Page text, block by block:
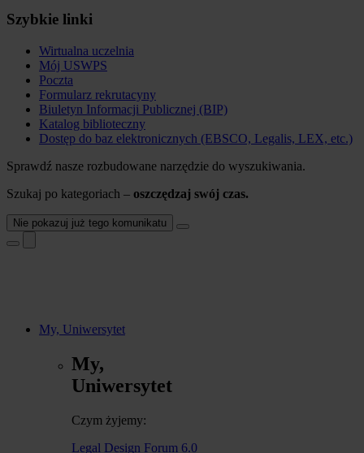
Szybkie linki
Wirtualna uczelnia
Mój USWPS
Poczta
Formularz rekrutacyny
Biuletyn Informacji Publicznej (BIP)
Katalog biblioteczny
Dostęp do baz elektronicznych (EBSCO, Legalis, LEX, etc.)
Sprawdź nasze rozbudowane narzędzie do wyszukiwania.
Szukaj po kategoriach – oszczędzaj swój czas.
Nie pokazuj już tego komunikatu
My, Uniwersytet
My,
Uniwersytet
Czym żyjemy:
Legal Design Forum 6.0